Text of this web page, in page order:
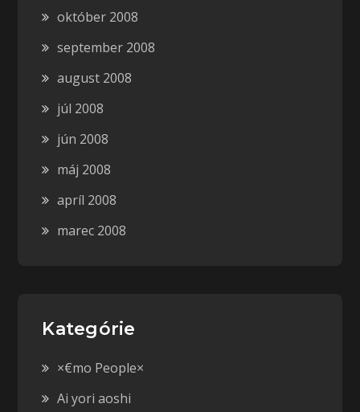
október 2008
september 2008
august 2008
júl 2008
jún 2008
máj 2008
apríl 2008
marec 2008
Kategórie
×€mo People×
Ai yori aoshi